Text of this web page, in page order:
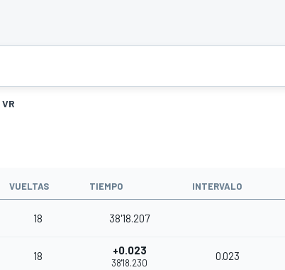
VR
VUELTAS TIEMPO INTERVALO
18 38'18.207
18 +0.023
38'18.230
0.023